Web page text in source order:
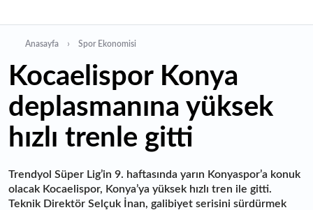
Anasayfa Spor Ekonomisi
Kocaelispor Konya
deplasmanına yüksek
hızlı trenle gitti
Trendyol Süper Lig’in 9. haftasında yarın Konyaspor’a konuk
olacak Kocaelispor, Konya’ya yüksek hızlı tren ile gitti.
Teknik Direktör Selçuk İnan, galibiyet serisini sürdürmek